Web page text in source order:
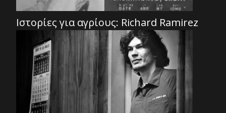
Ιστορίες για αγρίους: Richard Ramirez